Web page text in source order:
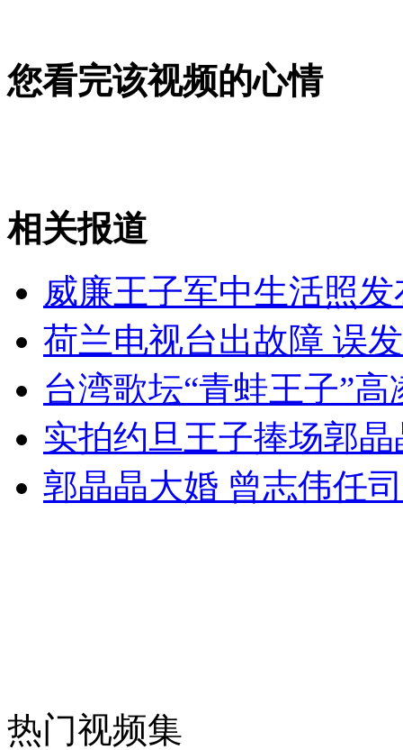
索尼松下信用评级下调致垃圾级
女孩北京地铁殴打老人 痛下狠手拳打脚踢
无痛分娩是否安全 医生回应
外交部：反对强权政治霸凌主义
外交部：有关国家言论片面不公正
您看完该视频的心情
相关报道
威廉王子军中生活照
荷兰电视台出故障 误
台湾歌坛“青蛙王子”
实拍约旦王子捧场郭
郭晶晶大婚 曾志伟任
热门视频集